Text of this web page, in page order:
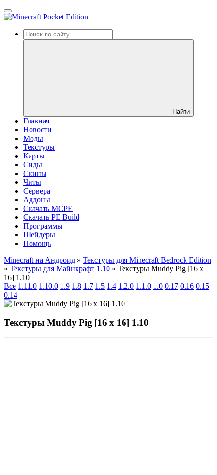
Найти
Главная
Новости
Моды
Текстуры
Карты
Сиды
Cкины
Читы
Сервера
Аддоны
Скачать MCPE
Скачать PE Build
Программы
Шейдеры
Помощь
Minecraft на Андроид » Текстуры для Minecraft Bedrock Edition
» Текстуры для Майнкрафт 1.10 » Текстуры Muddy Pig [16 x
16] 1.10
Все 1.11.0 1.10.0 1.9 1.8 1.7 1.5 1.4 1.2.0 1.1.0 1.0 0.17 0.16 0.15
0.14
Текстуры Muddy Pig [16 x 16] 1.10